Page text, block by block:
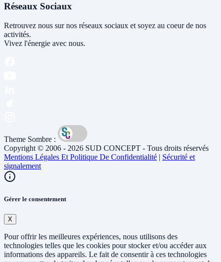
Réseaux Sociaux
Retrouvez nous sur nos réseaux sociaux et soyez au coeur de nos
activités.
Vivez l'énergie avec nous.
Theme Sombre :
Copyright © 2006 - 2026 SUD CONCEPT - Tous droits réservés
Mentions Légales Et Politique De Confidentialité | Sécurité et
signalement
Gérer le consentement
X
Pour offrir les meilleures expériences, nous utilisons des
technologies telles que les cookies pour stocker et/ou accéder aux
informations des appareils. Le fait de consentir à ces technologies